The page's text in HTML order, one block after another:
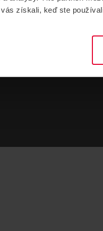
získali, keď ste